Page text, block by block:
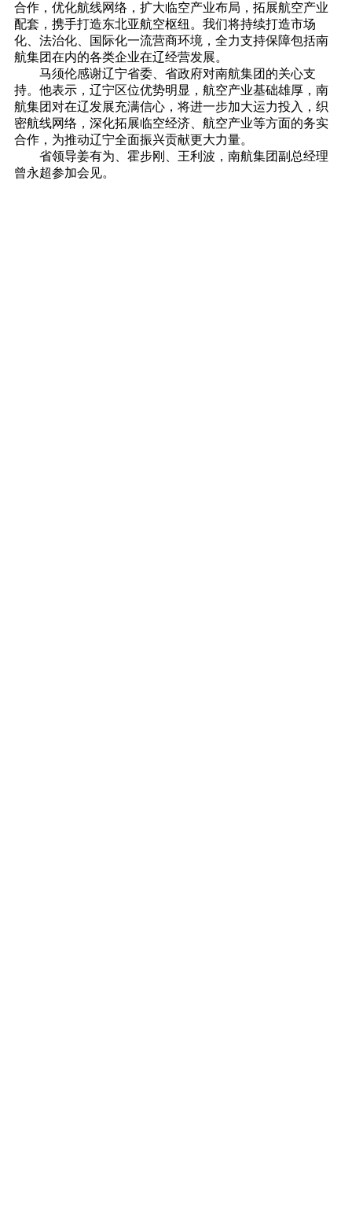
合作，优化航线网络，扩大临空产业布局，拓展航空产业
配套，携手打造东北亚航空枢纽。我们将持续打造市场
化、法治化、国际化一流营商环境，全力支持保障包括南
航集团在内的各类企业在辽经营发展。
马须伦感谢辽宁省委、省政府对南航集团的关心支
持。他表示，辽宁区位优势明显，航空产业基础雄厚，南
航集团对在辽发展充满信心，将进一步加大运力投入，织
密航线网络，深化拓展临空经济、航空产业等方面的务实
合作，为推动辽宁全面振兴贡献更大力量。
省领导姜有为、霍步刚、王利波，南航集团副总经理
曾永超参加会见。